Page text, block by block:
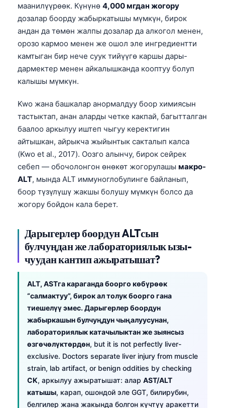
маанилүүрөөк. Күнүнө 4,000 мгдан жогору
дозалар боорду жабыркатышы мүмкүн, бирок
андан да төмөн жалпы дозалар да алкогол менен,
орозо кармоо менен же ошол эле ингредиентти
камтыган бир нече суук тийүүгө каршы дары-
дармектер менен айкалышканда кооптуу болуп
калышы мүмкүн.
Kwo жана башкалар анормалдуу боор химиясын
тастыктап, анан аларды четке какпай, багытталган
баалоо аркылуу иштеп чыгуу керектигин
айтышкан, айрыкча жыйынтык сакталып калса
(Kwo et al., 2017). Оозго алынчу, бирок сейрек
себеп — обочолонгон өнөкөт жогорулашы макро-
ALT, мында ALT иммуноглобулинге байланып,
боор түзүлүшү жакшы болушу мүмкүн болсо да
жогору бойдон кала берет.
Дарыгерлер боордун ALTсын
булчуңдан же лабораториялык ызы-
чуудан кантип ажыратышат?
ALT, ASTга караганда боорго көбүрөөк
“салмактуу”, бирок ал толук боорго гана
тиешелүү эмес. Дарыгерлер боордун
жабыркашын булчуңдун чыңалуусунан,
лабораториялык катачылыктан же зыянсыз
өзгөчөлүктөрдөн, but it is not perfectly liver-
exclusive. Doctors separate liver injury from muscle
strain, lab artifact, or benign oddities by checking
CK, аркылуу ажыратышат: алар AST/ALT
катышы, карап, ошондой эле GGT, билирубин,
белгилер жана жакында болгон күчтүү аракетти